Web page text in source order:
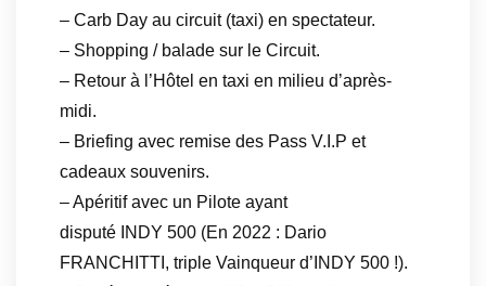
– Carb Day au circuit (taxi) en spectateur.
– Shopping / balade sur le Circuit.
– Retour à l’Hôtel en taxi en milieu d’après-
midi.
– Briefing avec remise des Pass V.I.P et
cadeaux souvenirs.
– Apéritif avec un Pilote ayant
disputé INDY 500 (En 2022 : Dario
FRANCHITTI, triple Vainqueur d’INDY 500 !).